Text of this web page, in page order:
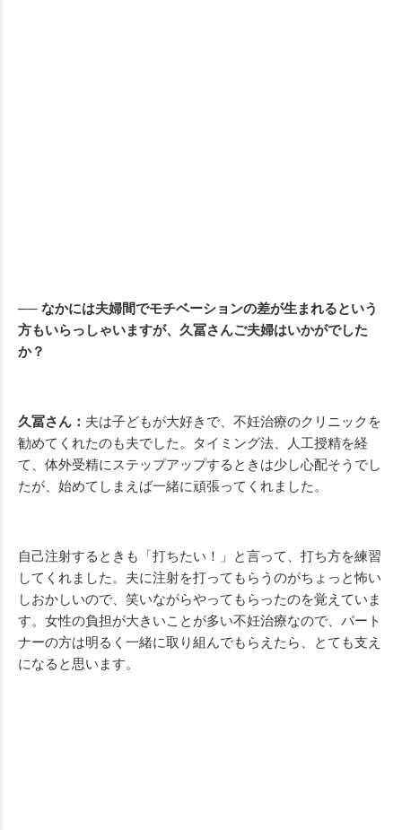
── なかには夫婦間でモチベーションの差が生まれるという
方もいらっしゃいますが、久冨さんご夫婦はいかがでした
か？
久冨さん： 夫は子どもが大好きで、不妊治療のクリニックを
勧めてくれたのも夫でした。タイミング法、人工授精を経
て、体外受精にステップアップするときは少し心配そうでし
たが、始めてしまえば一緒に頑張ってくれました。
自己注射するときも「打ちたい！」と言って、打ち方を練習
してくれました。夫に注射を打ってもらうのがちょっと怖い
しおかしいので、笑いながらやってもらったのを覚えていま
す。女性の負担が大きいことが多い不妊治療なので、パート
ナーの方は明るく一緒に取り組んでもらえたら、とても支え
になると思います。